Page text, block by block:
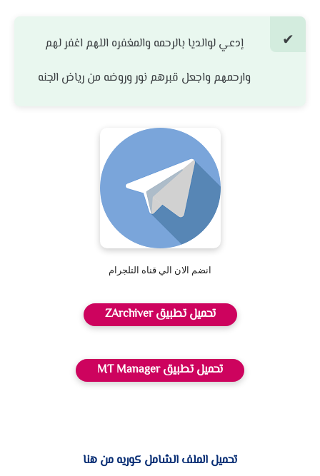
إدعي لوالديا بالرحمه والمغفره اللهم اغفر لهم
وارحمهم واجعل قبرهم نور وروضه من رياض الجنه
انضم الان الي قناه التلجرام
تحميل تطبيق ZArchiver
تحميل تطبيق MT Manager
تحميل الملف الشامل كوريه من هنا